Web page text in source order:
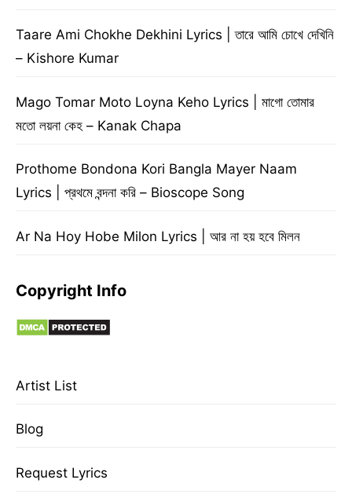
Taare Ami Chokhe Dekhini Lyrics | তারে আমি চোখে দেখিনি
– Kishore Kumar
Mago Tomar Moto Loyna Keho Lyrics | মাগো তোমার
মতো লয়না কেহ – Kanak Chapa
Prothome Bondona Kori Bangla Mayer Naam
Lyrics | প্রথমে বন্দনা করি – Bioscope Song
Ar Na Hoy Hobe Milon Lyrics | আর না হয় হবে মিলন
Copyright Info
Artist List
Blog
Request Lyrics